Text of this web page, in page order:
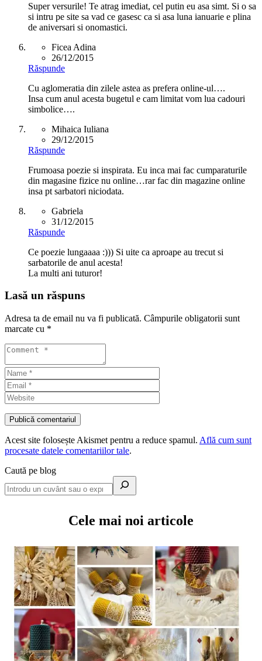
Super versurile! Te atrag imediat, cel putin eu asa simt. Si o sa
si intru pe site sa vad ce gasesc ca si asa luna ianuarie e plina
de aniversari si onomastici.
Ficea Adina
26/12/2015
Răspunde
Cu aglomeratia din zilele astea as prefera online-ul….
Insa cum anul acesta bugetul e cam limitat vom lua cadouri
simbolice….
Mihaica Iuliana
29/12/2015
Răspunde
Frumoasa poezie si inspirata. Eu inca mai fac cumparaturile
din magasine fizice nu online…rar fac din magazine online
insa pt sarbatori niciodata.
Gabriela
31/12/2015
Răspunde
Ce poezie lungaaaa :))) Si uite ca aproape au trecut si
sarbatorile de anul acesta!
La multi ani tuturor!
Lasă un răspuns
Adresa ta de email nu va fi publicată. Câmpurile obligatorii sunt
marcate cu *
Acest site folosește Akismet pentru a reduce spamul. Află cum sunt
procesate datele comentariilor tale.
Caută pe blog
Cele mai noi articole